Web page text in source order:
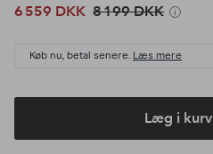
6 559 DKK 8 199 DKK
Køb nu, betal senere. Læs mere
Læg i kurv